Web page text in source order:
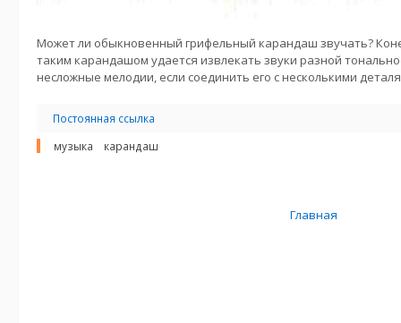
Может ли обыкновенный грифельный карандаш звучать?
таким карандашом удается извлекать звуки разной
несложные мелодии, если соединить его с несколькими
Постоянная ссылка
музыка
карандаш
Главная